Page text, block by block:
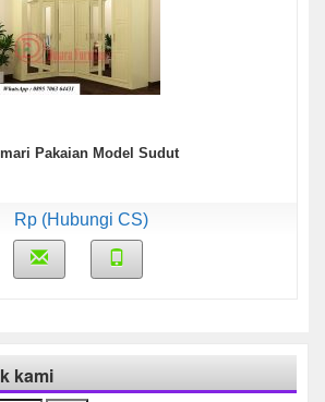
Pakaian Model Sudut
Rp (Hubungi CS)
kami